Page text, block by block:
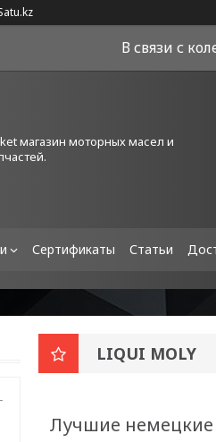
В связи с
магазин моторных масел и
Сертификаты Статьи
LIQUI MOLY
Лучшие